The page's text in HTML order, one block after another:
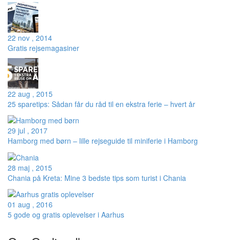
22 nov , 2014
Gratis rejsemagasiner
22 aug , 2015
25 sparetips: Sådan får du råd til en ekstra ferie – hvert år
29 jul , 2017
Hamborg med børn – lille rejseguide til miniferie i Hamborg
28 maj , 2015
Chania på Kreta: Mine 3 bedste tips som turist i Chania
01 aug , 2016
5 gode og gratis oplevelser i Aarhus